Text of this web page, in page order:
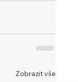
Zobrazit vše